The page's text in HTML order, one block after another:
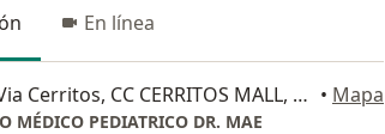
En línea
Km 5 Via Cerritos, CC CERRITOS MALL, TORRE MEDICAL CENTER PISO 5 CONSULTORIO 504, Pereira • Mapa
MÉDICO PEDIATRICO DR. MAE